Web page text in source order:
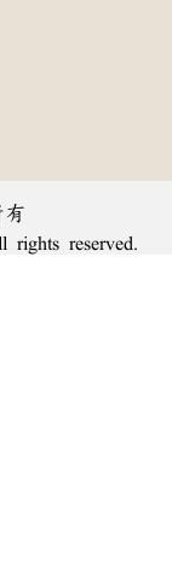
reserved.